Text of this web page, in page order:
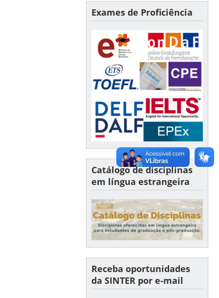
Exames de Proficiência
Catálogo de disciplinas
em língua estrangeira
Receba oportunidades
da SINTER por e-mail